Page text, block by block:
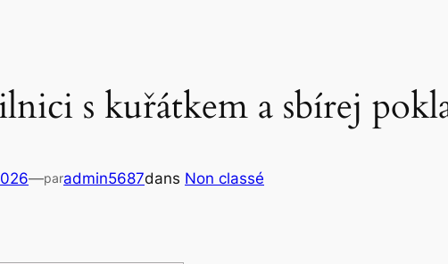
s kuřátkem a sbírej
—paradmin5687dans Non classé